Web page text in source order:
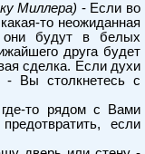
Миллера) - Если во
то неожиданная
будут в белых
друга будет
сделка. Если духи
Вы столкнетесь с
то рядом с Вами
если